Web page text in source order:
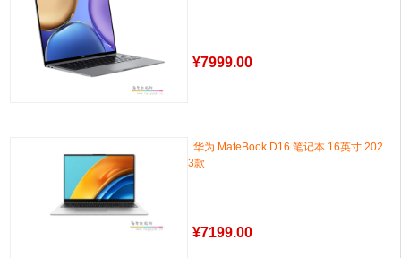
¥7999.00
华为 MateBook D16 笔记本 16英寸 202
3款
¥7199.00